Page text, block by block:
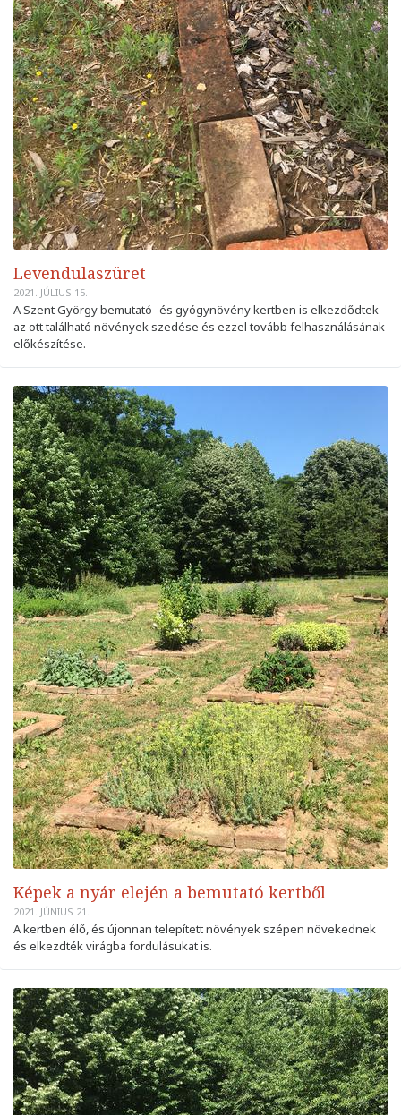
Levendulaszüret
2021. JÚLIUS 15.
A Szent György bemutató- és gyógynövény kertben is elkezdődtek
az ott található növények szedése és ezzel tovább felhasználásának
előkészítése.
Képek a nyár elején a bemutató kertből
2021. JÚNIUS 21.
A kertben élő, és újonnan telepített növények szépen növekednek
és elkezdték virágba fordulásukat is.